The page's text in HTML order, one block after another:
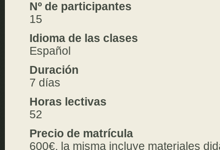
Nº de participantes
15
Idioma de las clases
Español
Duración
7 días
Horas lectivas
52
Precio de matrícula
600€, la misma incluye materiales